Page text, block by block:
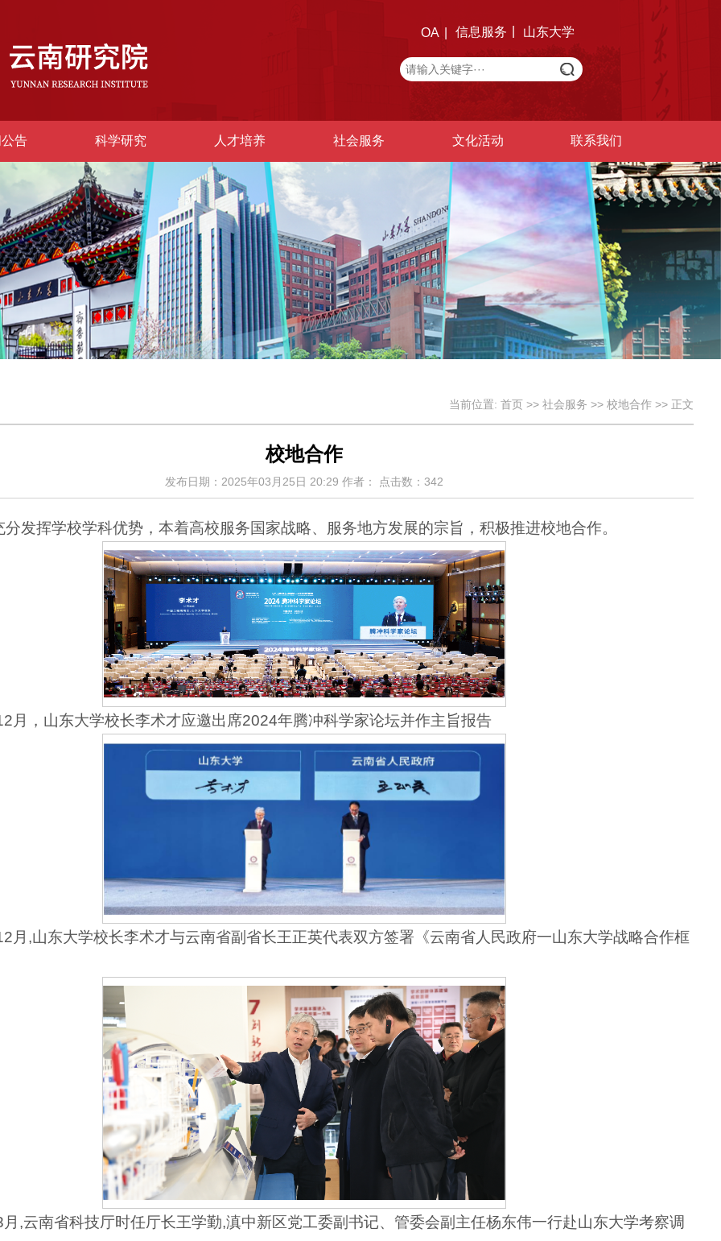
OA 信息服务 山东大学
告 科学研究 人才培养 社会服务 文化活动 联系我们
当前位置:首页 >>社会服务 >>校地合作 >> 正文
校地合作
发布日期：2025年03月25日 20:29 作者： 点击数： 342
分发挥学校学科优势，本着高校服务国家战略、服务地方发展的宗旨，积极推进校地合作。
月，山东大学校长李术才应邀出席2024年腾冲科学家论坛并作主旨报告
月,山东大学校长李术才与云南省副省长王正英代表双方签署《云南省人民政府一山东大学战略合作框
,云南省科技厅时任厅长王学勤,滇中新区党工委副书记、管委会副主任杨东伟一行赴山东大学考察调